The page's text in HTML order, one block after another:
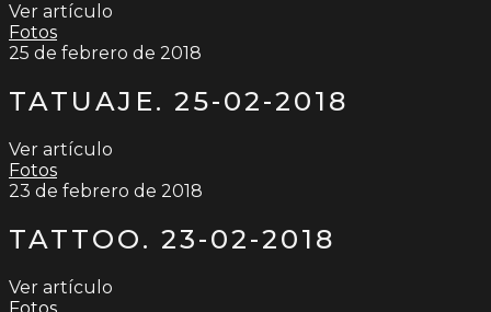
Ver artículo
Fotos
25 de febrero de 2018
TATUAJE. 25-02-2018
Ver artículo
Fotos
23 de febrero de 2018
TATTOO. 23-02-2018
Ver artículo